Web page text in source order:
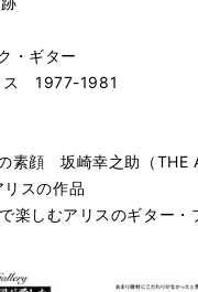
・ギター
ス 1977-1981
素顔 坂崎幸之助（THE
スの作品
楽しむアリスのギター・